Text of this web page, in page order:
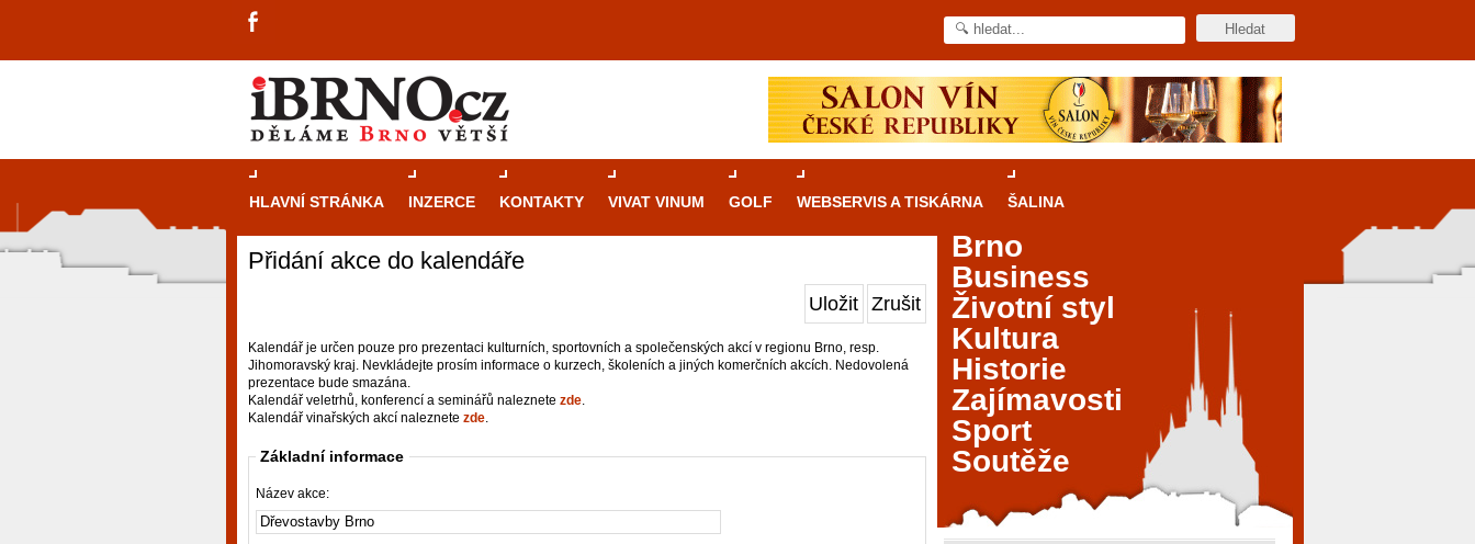
HLAVNÍ STRÁNKA INZERCE KONTAKTY VIVAT VINUM GOLF WEBSERVIS A TISKÁRNA ŠALINA
Přidání akce do kalendáře
Uložit Zrušit
Kalendář je určen pouze pro prezentaci kulturních, sportovních a společenských akcí v regionu Brno, resp.
Jihomoravský kraj. Nevkládejte prosím informace o kurzech, školeních a jiných komerčních akcích. Nedovolená
prezentace bude smazána.
Kalendář veletrhů, konferencí a seminářů naleznete zde.
Kalendář vinařských akcí naleznete zde.
Základní informace
Název akce:
kasinovými hrami v Brně: Od
Brno je městem známým pro zajímavé památky, skvělé
restaurace, divadla a univerzity. Mimo jiné je ale také
místem, kde si můžete legálně a bezpečně vyzkoušet
rulety až po moderní automaty jak pro pravidelné
návštěvníky, tak pro příležitostné hráče. V...
Brno
Business
Životní styl
Kultura
Historie
Zajímavosti
Sport
Soutěže